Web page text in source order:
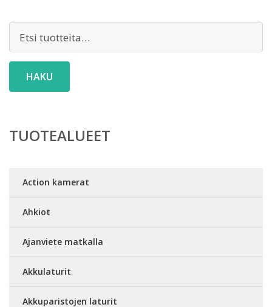
HAKU
TUOTEALUEET
Action kamerat
Ahkiot
Ajanviete matkalla
Akkulaturit
Akkuparistojen laturit